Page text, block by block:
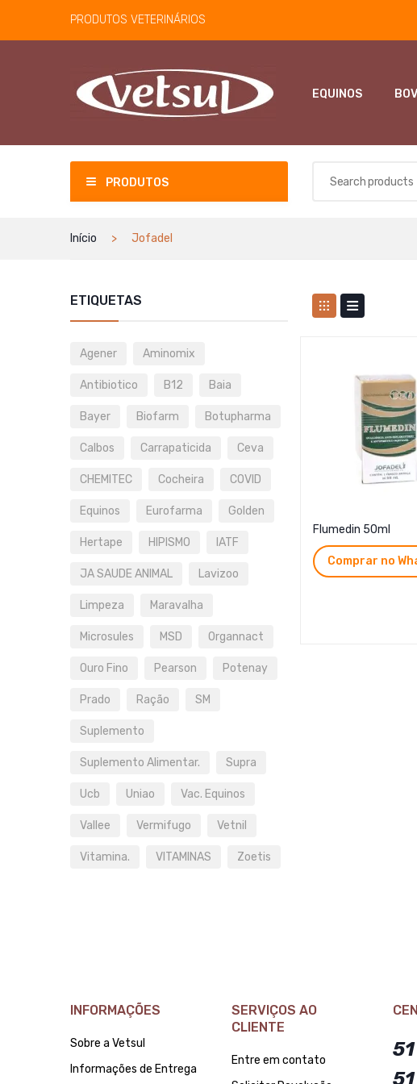
PRODUTOS VETERINÁRIOS
EQUINOS
PRODUTOS
Início Jofadel
ETIQUETAS
Agener Aminomix
Antibiotico B12 Baia
Bayer Biofarm Botupharma
Calbos Carrapaticida Ceva
CHEMITEC Cocheira COVID
Equinos Eurofarma Golden
Hertape HIPISMO IATF
JA SAUDE ANIMAL Lavizoo
Limpeza Maravalha
Microsules MSD Organnact
Ouro Fino Pearson Potenay
Prado Ração SM
Suplemento
Suplemento Alimentar. Supra
Ucb Uniao Vac. Equinos
Vallee Vermifugo Vetnil
Vitamina. VITAMINAS Zoetis
Flumedin 50ml
Comprar no
INFORMAÇÕES
Sobre a Vetsul
Informações de Entrega
SERVIÇOS AO
CLIENTE
Entre em contato